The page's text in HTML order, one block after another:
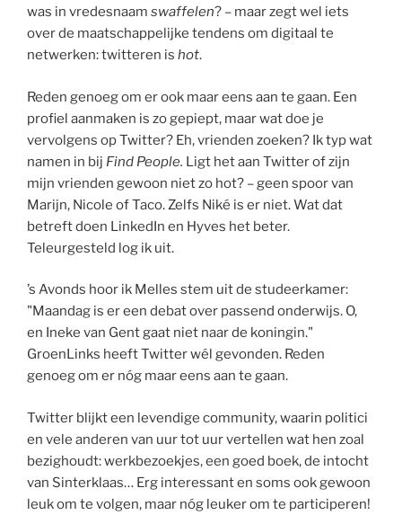
was in vredesnaam swaffelen? – maar zegt wel iets
over de maatschappelijke tendens om digitaal te
netwerken: twitteren is hot.
Reden genoeg om er ook maar eens aan te gaan. Een
profiel aanmaken is zo gepiept, maar wat doe je
vervolgens op Twitter? Eh, vrienden zoeken? Ik typ wat
namen in bij Find People. Ligt het aan Twitter of zijn
mijn vrienden gewoon niet zo hot? – geen spoor van
Marijn, Nicole of Taco. Zelfs Niké is er niet. Wat dat
betreft doen LinkedIn en Hyves het beter.
Teleurgesteld log ik uit.
’s Avonds hoor ik Melles stem uit de studeerkamer:
"Maandag is er een debat over passend onderwijs. O,
en Ineke van Gent gaat niet naar de koningin."
GroenLinks heeft Twitter wél gevonden. Reden
genoeg om er nóg maar eens aan te gaan.
Twitter blijkt een levendige community, waarin politici
en vele anderen van uur tot uur vertellen wat hen zoal
bezighoudt: werkbezoekjes, een goed boek, de intocht
van Sinterklaas… Erg interessant en soms ook gewoon
leuk om te volgen, maar nóg leuker om te participeren!